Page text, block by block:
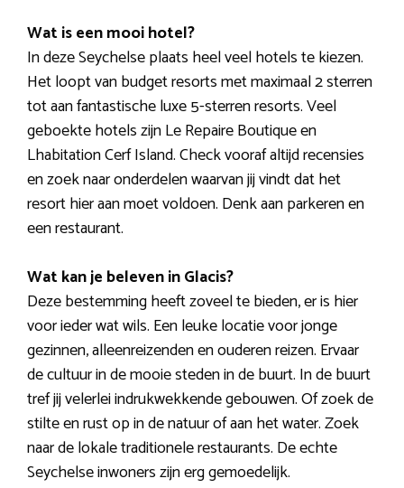
Wat is een mooi hotel?
In deze Seychelse plaats heel veel hotels te kiezen.
Het loopt van budget resorts met maximaal 2 sterren
tot aan fantastische luxe 5-sterren resorts. Veel
geboekte hotels zijn Le Repaire Boutique en
Lhabitation Cerf Island. Check vooraf altijd recensies
en zoek naar onderdelen waarvan jij vindt dat het
resort hier aan moet voldoen. Denk aan parkeren en
een restaurant.
Wat kan je beleven in Glacis?
Deze bestemming heeft zoveel te bieden, er is hier
voor ieder wat wils. Een leuke locatie voor jonge
gezinnen, alleenreizenden en ouderen reizen. Ervaar
de cultuur in de mooie steden in de buurt. In de buurt
tref jij velerlei indrukwekkende gebouwen. Of zoek de
stilte en rust op in de natuur of aan het water. Zoek
naar de lokale traditionele restaurants. De echte
Seychelse inwoners zijn erg gemoedelijk.